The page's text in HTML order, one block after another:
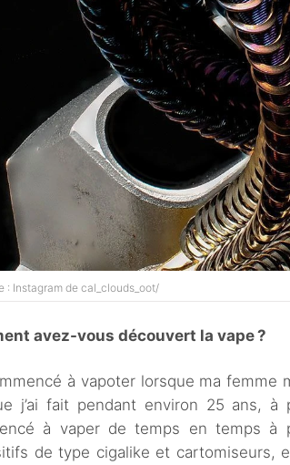
: Instagram de cal_clouds_oot/
avez-vous découvert la vape ?
à vapoter lorsque ma femme
j’ai fait pendant environ 25 ans, à
à vaper de temps en temps à
de type cigalike et cartomiseurs,